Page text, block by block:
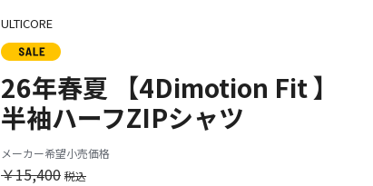
ULTICORE
26年春夏 【4Dimotion Fit 】
半袖ハーフZIPシャツ
メーカー希望小売価格
￥15,400